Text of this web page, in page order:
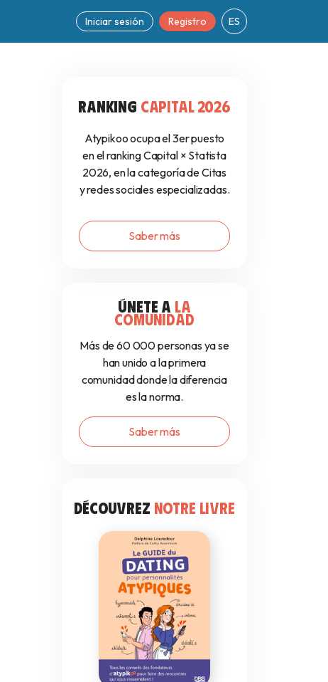
Iniciar sesión Registro ES
RANKING CAPITAL 2026
Atypikoo ocupa el 3er puesto
en el ranking Capital × Statista
2026, en la categoría de Citas
y redes sociales especializadas.
Saber más
ÚNETE A LA
COMUNIDAD
Más de 60 000 personas ya se
han unido a la primera
comunidad donde la diferencia
es la norma.
Saber más
DÉCOUVREZ NOTRE LIVRE